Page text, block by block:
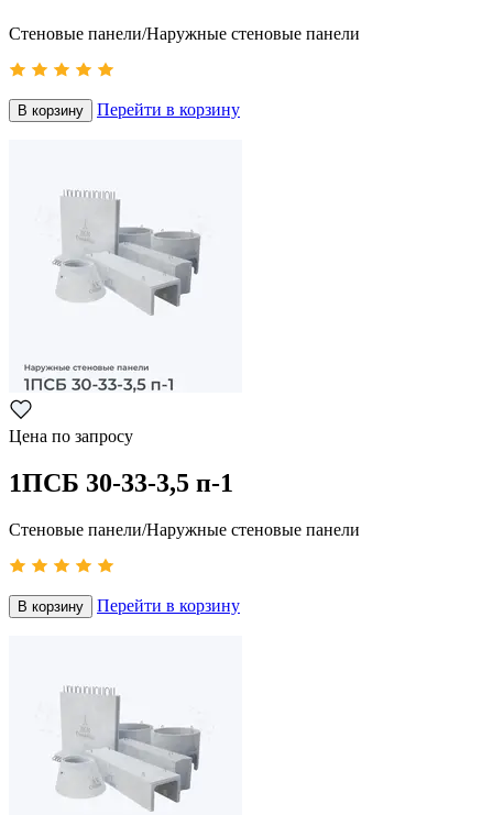
Стеновые панели/Наружные стеновые панели
В корзину Перейти в корзину
Цена по запросу
1ПСБ 30-33-3,5 п-1
Стеновые панели/Наружные стеновые панели
В корзину Перейти в корзину